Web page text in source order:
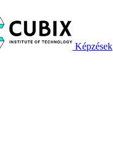
Képzések